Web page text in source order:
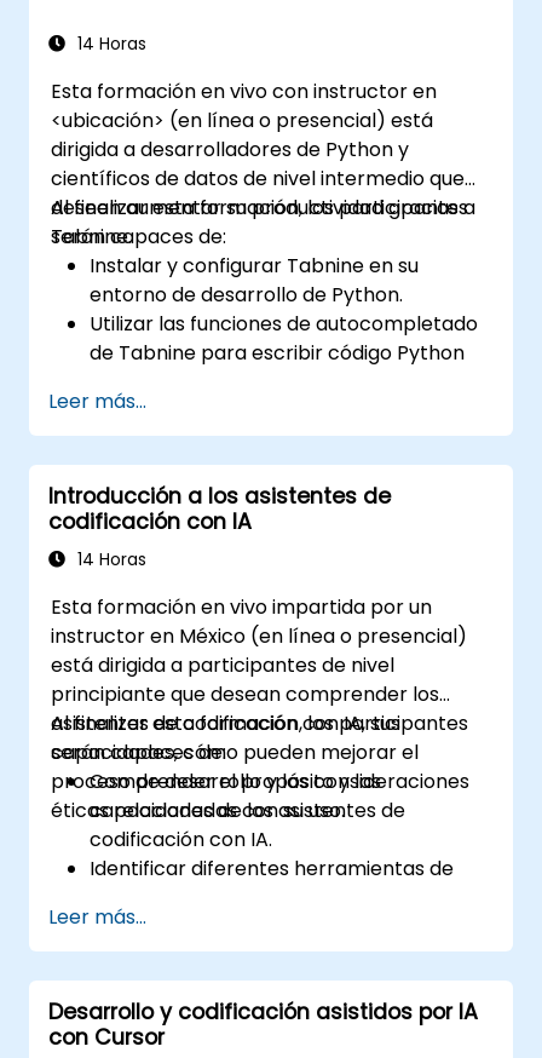
trabajo diarios.
14 Horas
Esta formación en vivo con instructor en
<ubicación> (en línea o presencial) está
dirigida a desarrolladores de Python y
científicos de datos de nivel intermedio que
deseen aumentar su productividad gracias a
Tabnine.
Al finalizar esta formación, los participantes
serán capaces de:
Instalar y configurar Tabnine en su
entorno de desarrollo de Python.
Utilizar las funciones de autocompletado
de Tabnine para escribir código Python
Personalizar el comportamiento de
Tabnine según su estilo de codificación y
las necesidades del proyecto.
Comprender cómo funciona el modelo de
IA de Tabnine específicamente con
código Python.
Leer más...
Introducción a los asistentes de
codificación con IA
14 Horas
Esta formación en vivo impartida por un
instructor en México (en línea o presencial)
está dirigida a participantes de nivel
principiante que desean comprender los
asistentes de codificación con IA, sus
capacidades, cómo pueden mejorar el
proceso de desarrollo y las consideraciones
éticas relacionadas con su uso.
Al finalizar esta formación, los participantes
serán capaces de:
Comprender el propósito y las
capacidades de los asistentes de
codificación con IA.
Identificar diferentes herramientas de
Utilizar asistentes de codificación con IA
para tareas básicas de programación.
Abordar las consideraciones éticas
fundamentales y el uso responsable de la
IA en el desarrollo.
Leer más...
Desarrollo y codificación asistidos por IA
con Cursor